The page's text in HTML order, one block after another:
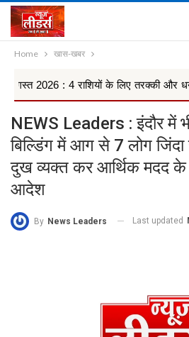
Home खास-खबर
4 राशियों के लिए तरक्की और धन लाभ,
NEWS Leaders : इंदौर में
बिल्डिंग में आग से 7 लोग
दुख व्यक्त कर आर्थिक मदद
आदेश
By News Leaders Last updated